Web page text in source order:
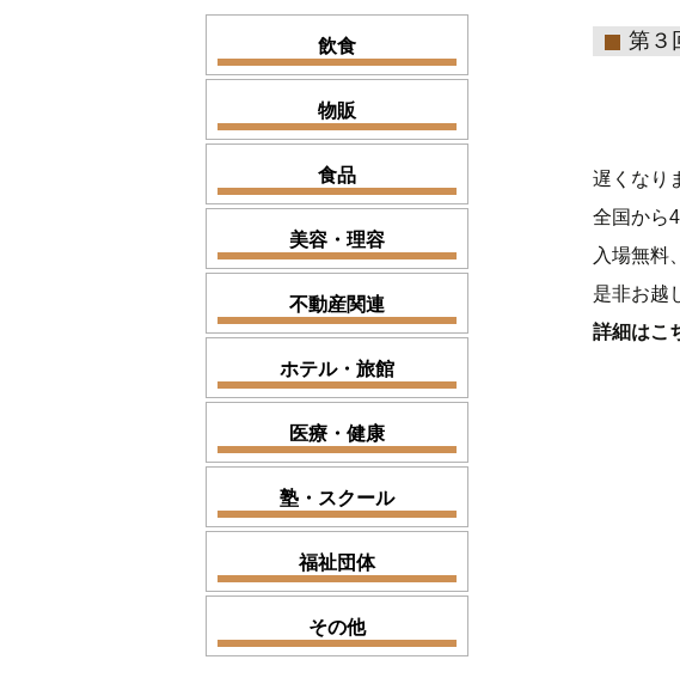
第３
遅くなり
全国から
入場無料
是非お越
詳細はこ
飲食
物販
食品
美容・理容
不動産関連
ホテル・旅館
医療・健康
塾・スクール
福祉団体
その他